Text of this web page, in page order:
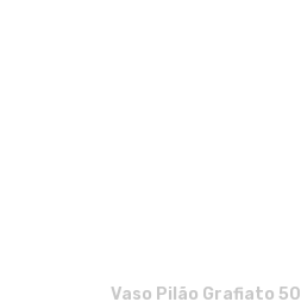
Vaso Pilão Grafiato 50